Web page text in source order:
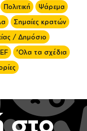
Πολιτική
Ψάρεμα
Σημαίες κρατών
/ Δημόσιο
'Ολα τα σχέδια
στο